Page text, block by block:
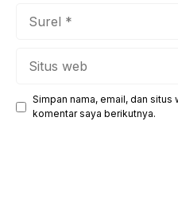
Simpan nama, email, dan
komentar saya berikutnya.